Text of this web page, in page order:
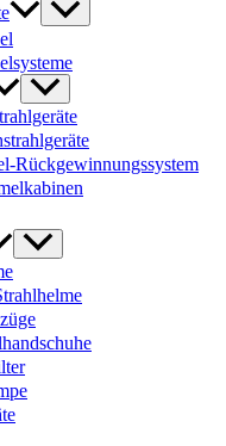
Rückgewinnungssystem